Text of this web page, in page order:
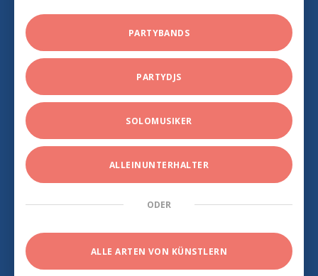
PARTYBANDS
PARTYDJS
SOLOMUSIKER
ALLEINUNTERHALTER
ODER
ALLE ARTEN VON KÜNSTLERN